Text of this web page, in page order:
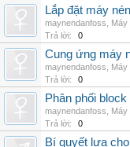
Lắp đặt máy
maynendanfoss
Máy
Trả lời:
0
Cung ứng máy
maynendanfoss
Máy
Trả lời:
0
Phân phối
maynendanfoss
Máy
Trả lời:
0
Bí quyết lựa